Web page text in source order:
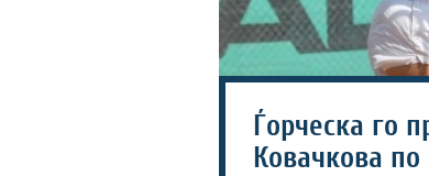
Ѓорческа го
Ковачкова